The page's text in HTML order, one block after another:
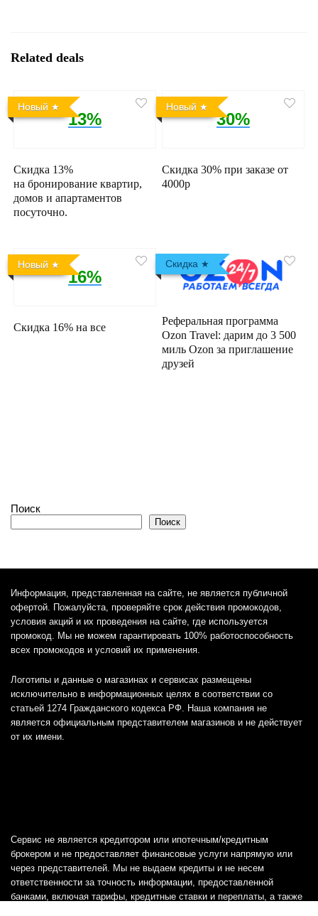
Related deals
Новый
13%
Скидка 13%
на бронирование квартир,
домов и апартаментов
посуточно.
Новый
30%
Скидка 30% при заказе от
4000р
Новый
16%
Скидка 16% на все
Скидка
Реферальная программа
Ozon Travel: дарим до 3 500
миль Ozon за приглашение
друзей
Поиск
Поиск
Информация, представленная на сайте, не является публичной
офертой. Пожалуйста, проверяйте срок действия промокодов,
условия акций и их проведения на сайте, где используется
промокод. Мы не можем гарантировать 100% работоспособность
всех промокодов и условий их применения.
Логотипы и данные о магазинах и сервисах размещены
исключительно в информационных целях в соответствии со
статьей 1274 Гражданского кодекса РФ. Наша компания не
является официальным представителем магазинов и не действует
от их имени.
Сервис не является кредитором или ипотечным/кредитным
брокером и не предоставляет финансовые услуги напрямую или
через представителей. Мы не выдаем кредиты и не несем
ответственности за точность информации, предоставленной
банками, включая тарифы, кредитные ставки и переплаты, а также